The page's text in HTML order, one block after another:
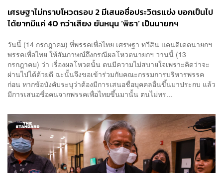
เศรษฐาไม่ทราบโหวตรอบ 2 มีเสนอชื่อประวิตรแข่ง บอกเป็นไป
ได้ยากมีแค่ 40 กว่าเสียง ยันหนุน ‘พิธา’ เป็นนายกฯ
วันนี้ (14 กรกฎาคม) ที่พรรคเพื่อไทย เศรษฐา ทวีสิน แคนดิเดตนายกฯ
พรรคเพื่อไทย ให้สัมภาษณ์ถึงกรณีผลโหวตนายกฯ วานนี้ (13
กรกฎาคม) ว่า เรื่องผลโหวตนั้น ตนมีความไม่สบายใจเพราะคิดว่าจะ
ผ่านไปได้ด้วยดี ฉะนั้นจึงขอเข้าร่วมกับคณะกรรมการบริหารพรรค
ก่อน หากข้อบังคับระบุว่าต้องมีการเสนอชื่อบุคคลอื่นขึ้นมาประกบ แล้ว
มีการเสนอชื่อคนจากพรรคเพื่อไทยขึ้นมานั้น ตนไม่ทร...